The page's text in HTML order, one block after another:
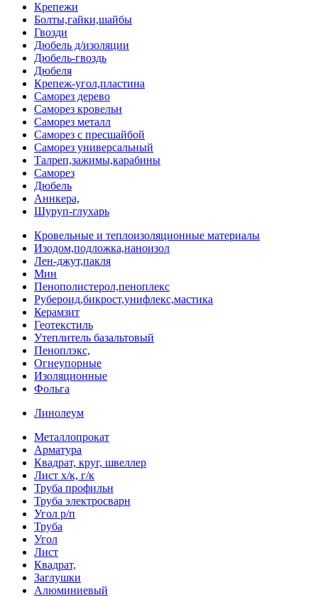
Крепежи
Болты,гайки,шайбы
Гвозди
Дюбель д/изоляции
Дюбель-гвоздь
Дюбеля
Крепеж-угол,пластина
Саморез дерево
Саморез кровельн
Саморез металл
Саморез с пресшайбой
Саморез универсальный
Талреп,зажимы,карабины
Саморез
Дюбель
Аннкера,
Шуруп-глухарь
Кровельные и теплоизоляционные материалы
Изодом,подложка,наноизол
Лен-джут,пакля
Мин
Пенополистерол,пеноплекс
Рубероид,бикрост,унифлекс,мастика
Керамзит
Геотекстиль
Утеплитель базальтовый
Пеноплэкс,
Огнеупорные
Изоляционные
Фольга
Линолеум
Металлопрокат
Арматура
Квадрат, круг, швеллер
Лист х/к, г/к
Труба профильн
Труба электросварн
Угол р/п
Труба
Угол
Лист
Квадрат,
Заглушки
Алюминиевый